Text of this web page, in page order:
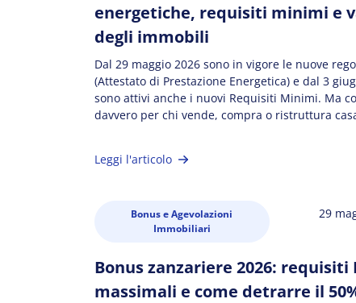
energetiche, requisiti minimi e
degli immobili
Dal 29 maggio 2026 sono in vigore le nuove
(Attestato di Prestazione Energetica) e dal 3
sono attivi anche i nuovi Requisiti Minimi. Ma
davvero per chi vende, compra o ristruttura
Leggi l'articolo
Bonus e Agevolazioni
Immobiliari
29
Bonus zanzariere 2026: requisiti
massimali e come detrarre il